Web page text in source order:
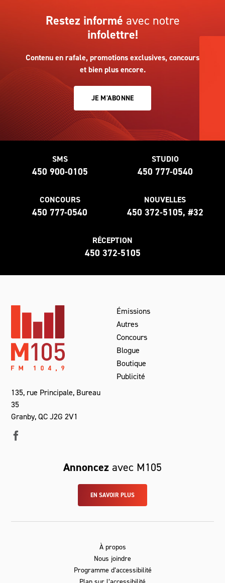
Restez informé avec notre
infolettre!
Contenu en rafale, promotions exclusives, concours
et bien plus encore.
JE M'ABONNE
SMS
450 900-0105
STUDIO
450 777-0540
CONCOURS
450 777-0540
NOUVELLES
450 372-5105, #32
RÉCEPTION
450 372-5105
135, rue Principale, Bureau
35
Granby, QC J2G 2V1
Émissions
Autres
Concours
Blogue
Boutique
Publicité
Annoncez avec M105
EN SAVOIR PLUS
À propos
Nous joindre
Programme d’accessibilité